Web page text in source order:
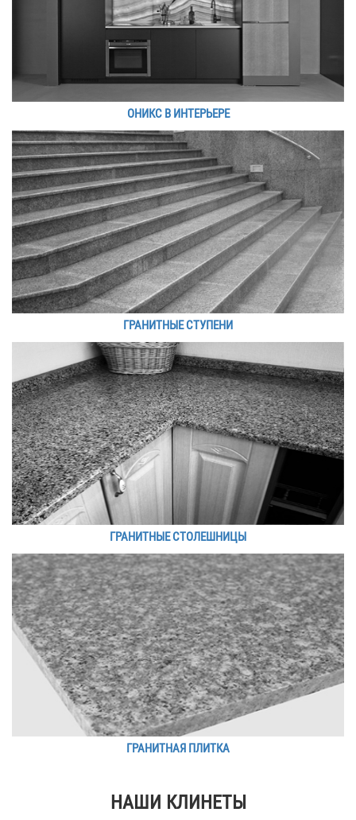
ОНИКС В ИНТЕРЬЕРЕ
ГРАНИТНЫЕ СТУПЕНИ
ГРАНИТНЫЕ СТОЛЕШНИЦЫ
ГРАНИТНАЯ ПЛИТКА
НАШИ КЛИНЕТЫ